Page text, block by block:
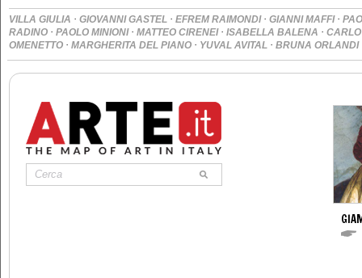
VILLA GIULIA · GIOVANNI GASTEL · EFREM RAIMONDI · GIANNI MAFFI ·
RADINO · PAOLO MINIONI · MATTEO CIRENEI · ISABELLA BALENA ·
OMENETTO · MARGHERITA DEL PIANO · YUVAL AVITAL · BRUNA ORLANDI